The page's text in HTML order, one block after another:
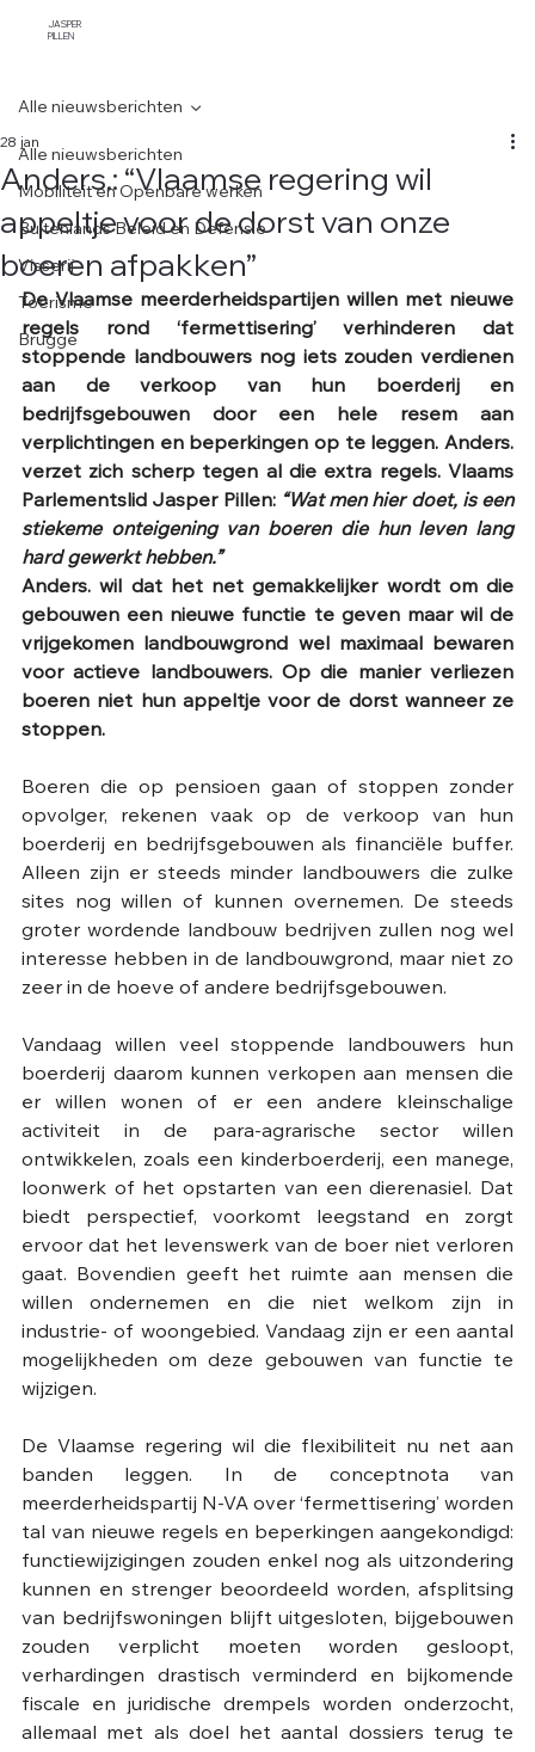
JASPER
PILLEN
Alle nieuwsberichten
Mobiliteit en Openbare werken
Buitenlands Beleid en Defensie
Visserij
Toerisme
Brugge
Alle nieuwsberichten
Anders.: “Vlaamse regering wil
appeltje voor de dorst van onze
boeren afpakken”
28 jan
De Vlaamse meerderheidspartijen willen met nieuwe
regels rond ‘fermettisering’ verhinderen dat
stoppende landbouwers nog iets zouden verdienen
aan de verkoop van hun boerderij en
bedrijfsgebouwen door een hele resem aan
verplichtingen en beperkingen op te leggen. Anders.
verzet zich scherp tegen al die extra regels. Vlaams
Parlementslid Jasper Pillen: “Wat men hier doet, is een
stiekeme onteigening van boeren die hun leven lang
hard gewerkt hebben.”
Anders. wil dat het net gemakkelijker wordt om die
gebouwen een nieuwe functie te geven maar wil de
vrijgekomen landbouwgrond wel maximaal bewaren
voor actieve landbouwers. Op die manier verliezen
boeren niet hun appeltje voor de dorst wanneer ze
stoppen.
Boeren die op pensioen gaan of stoppen zonder
opvolger, rekenen vaak op de verkoop van hun
boerderij en bedrijfsgebouwen als financiële buffer.
Alleen zijn er steeds minder landbouwers die zulke
sites nog willen of kunnen overnemen. De steeds
groter wordende landbouw bedrijven zullen nog wel
interesse hebben in de landbouwgrond, maar niet zo
zeer in de hoeve of andere bedrijfsgebouwen.
Vandaag willen veel stoppende landbouwers hun
boerderij daarom kunnen verkopen aan mensen die
er willen wonen of er een andere kleinschalige
activiteit in de para-agrarische sector willen
ontwikkelen, zoals een kinderboerderij, een manege,
loonwerk of het opstarten van een dierenasiel. Dat
biedt perspectief, voorkomt leegstand en zorgt
ervoor dat het levenswerk van de boer niet verloren
gaat. Bovendien geeft het ruimte aan mensen die
willen ondernemen en die niet welkom zijn in
industrie- of woongebied. Vandaag zijn er een aantal
mogelijkheden om deze gebouwen van functie te
wijzigen.
De Vlaamse regering wil die flexibiliteit nu net aan
banden leggen. In de conceptnota van
meerderheidspartij N-VA over ‘fermettisering’ worden
tal van nieuwe regels en beperkingen aangekondigd:
functiewijzigingen zouden enkel nog als uitzondering
kunnen en strenger beoordeeld worden, afsplitsing
van bedrijfswoningen blijft uitgesloten, bijgebouwen
zouden verplicht moeten worden gesloopt,
verhardingen drastisch verminderd en bijkomende
fiscale en juridische drempels worden onderzocht,
allemaal met als doel het aantal dossiers terug te